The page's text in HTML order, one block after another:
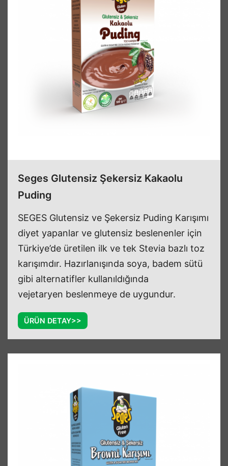
Seges Glutensiz Şekersiz Kakaolu
Puding
SEGES Glutensiz ve Şekersiz Puding Karışımı
diyet yapanlar ve glutensiz beslenenler için
Türkiye’de üretilen ilk ve tek Stevia bazlı toz
karışımdır. Hazırlanışında soya, badem sütü
gibi alternatifler kullanıldığında
vejetaryen beslenmeye de uygundur.
ÜRÜN DETAY>>